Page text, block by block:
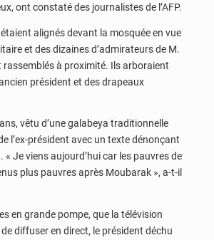
ont constaté des journalistes de l’AFP.
alignés devant la mosquée en vue
et des dizaines d’admirateurs de M.
à proximité. Ils arboraient
président et des drapeaux
vêtu d’une galabeya traditionnelle
l’ex-président avec un texte dénonçant
« Je viens aujourd’hui car les pauvres de
plus pauvres après Moubarak », a-t-il
en grande pompe, que la télévision
diffuser en direct, le président déchu